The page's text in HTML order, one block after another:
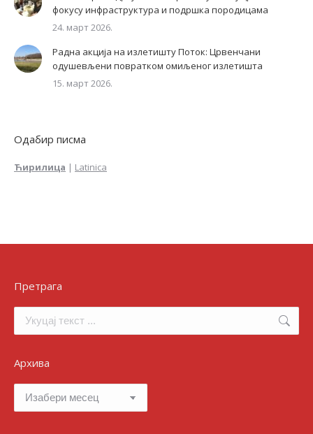
фокусу инфраструктура и подршка породицама
24. март 2026.
Радна акција на излетишту Поток: Црвенчани
одушевљени повратком омиљеног излетишта
15. март 2026.
Одабир писма
Ћирилица | Latinica
Претрага
Архива